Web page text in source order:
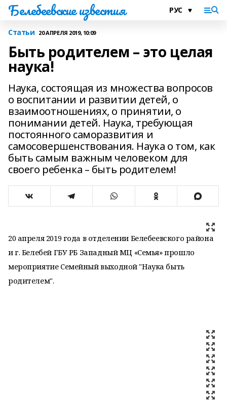
Белебеевские известия
Статьи 20 АПРЕЛЯ 2019, 10:09
Быть родителем – это целая
наука!
Наука, состоящая из множества вопросов
о воспитании и развитии детей, о
взаимоотношениях, о принятии, о
понимании детей. Наука, требующая
постоянного саморазвития и
самосовершенствования. Наука о том, как
быть самым важным человеком для
своего ребенка – быть родителем!
20 апреля 2019 года в отделении Белебеевского района
и г. Белебей ГБУ РБ Западный МЦ «Семья» прошло
мероприятие Семейный выходной "Наука быть
родителем".